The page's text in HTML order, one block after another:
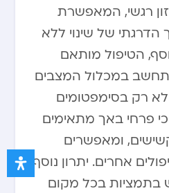
רגשי, המאפשרת
של שינוי ללא
הטיפול מותאם
במכלול המצבים
רק בסימפטומים
כי פרחי באך מתאימים
ומאפשרים
אחרים. יתרון נוסף
בתמציות בכל מקום